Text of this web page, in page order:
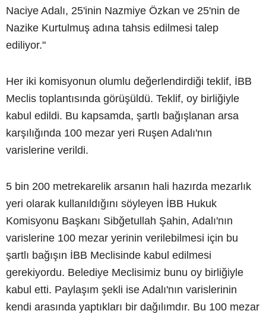
Naciye Adalı, 25'inin Nazmiye Özkan ve 25'nin de
Nazike Kurtulmuş adına tahsis edilmesi talep
ediliyor."
Her iki komisyonun olumlu değerlendirdiği teklif, İBB
Meclis toplantısında görüşüldü. Teklif, oy birliğiyle
kabul edildi. Bu kapsamda, şartlı bağışlanan arsa
karşılığında 100 mezar yeri Ruşen Adalı'nın
varislerine verildi.
5 bin 200 metrekarelik arsanın hali hazırda mezarlık
yeri olarak kullanıldığını söyleyen İBB Hukuk
Komisyonu Başkanı Sibğetullah Şahin, Adalı'nın
varislerine 100 mezar yerinin verilebilmesi için bu
şartlı bağışın İBB Meclisinde kabul edilmesi
gerekiyordu. Belediye Meclisimiz bunu oy birliğiyle
kabul etti. Paylaşım şekli ise Adalı'nın varislerinin
kendi arasında yaptıkları bir dağılımdır. Bu 100 mezar